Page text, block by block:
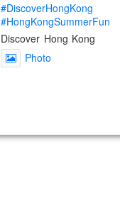
#DiscoverHongKong
#HongKongSummerFun
Discover Hong Kong
Photo
แบบครอบครัว